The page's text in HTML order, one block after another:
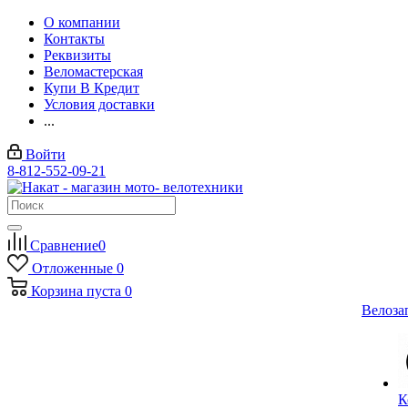
О компании
Контакты
Реквизиты
Веломастерская
Купи В Кредит
Условия доставки
...
Войти
8-812-552-09-21
Сравнение0
Отложенные 0
Корзина пуста 0